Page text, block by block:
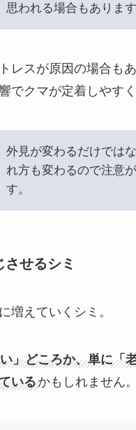
思われる場合もあります
レスが原因の場合も
でクマが定着しやすく
外見が変わるだけでは
れ方も変わるので注意
す。
せるシミ
増えていくシミ。
」どころか、単に「
いるかもしれません。